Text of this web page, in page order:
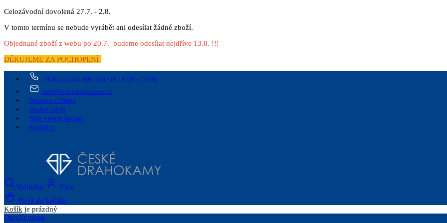
Celozávodní dovolená 27.7. - 2.8.
V tomto termínu se nebude vyrábět ani odesílat žádné zboží.
Objednané zboží z webu po 20.7. budeme odesílat nejdříve 13.8. !!!
DĚKUJEME ZA POCHOPENÍ
+420 725 535 406 (Po - Pá 11:00 - 17:00)
info@ceskedrahokamy.cz
Doprava a platba
Osobní odběr
Naše výroba šperků
Kontakty
Vyhledat
Více
Přejít do košíku
Košík je prázdný
Otevřít menu